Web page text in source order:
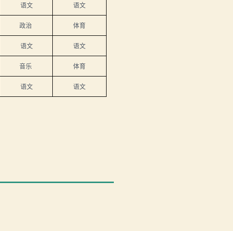
语文 语文
政治 体育
语文 语文
音乐 体育
语文 语文